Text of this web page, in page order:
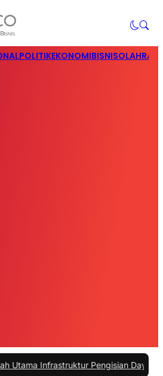
POLITIKEKONOMIBISNIS
Infrastruktur Pengisian Daya untuk